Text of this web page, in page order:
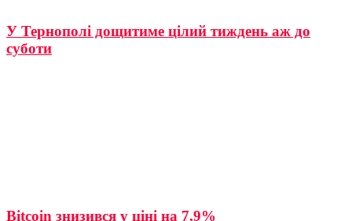
У Тернополі дощитиме цілий тиждень аж до
суботи
Bitcoin знизився у ціні на 7,9%